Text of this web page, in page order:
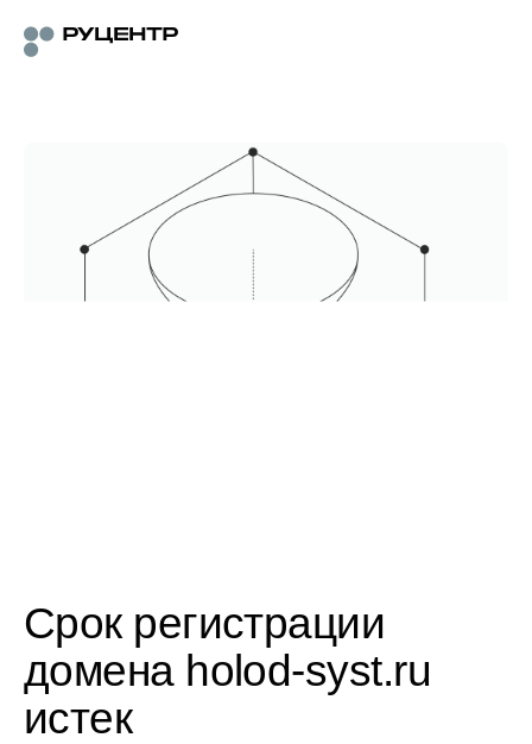
Срок регистрации
домена holod-syst.ru
истек